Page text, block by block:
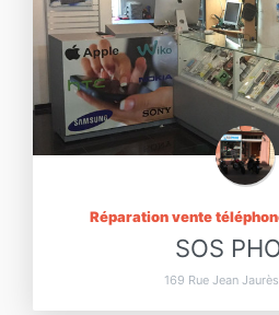
Réparation vente
SOS
169 Rue Jean